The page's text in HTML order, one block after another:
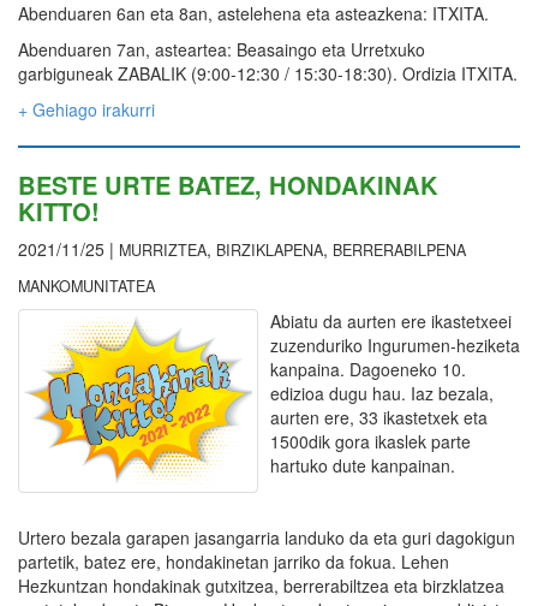
Abenduaren 6an eta 8an, astelehena eta asteazkena: ITXITA.
Abenduaren 7an, asteartea: Beasaingo eta Urretxuko
garbiguneak ZABALIK (9:00-12:30 / 15:30-18:30). Ordizia ITXITA.
+ Gehiago irakurri
BESTE URTE BATEZ, HONDAKINAK
KITTO!
2021/11/25 | MURRIZTEA, BIRZIKLAPENA, BERRERABILPENA
MANKOMUNITATEA
Abiatu da aurten ere ikastetxeei
zuzenduriko Ingurumen-heziketa
kanpaina. Dagoeneko 10.
edizioa dugu hau. Iaz bezala,
aurten ere, 33 ikastetxek eta
1500dik gora ikaslek parte
hartuko dute kanpainan.
Urtero bezala garapen jasangarria landuko da eta guri dagokigun
partetik, batez ere, hondakinetan jarriko da fokua. Lehen
Hezkuntzan hondakinak gutxitzea, berrerabiltzea eta birzklatzea